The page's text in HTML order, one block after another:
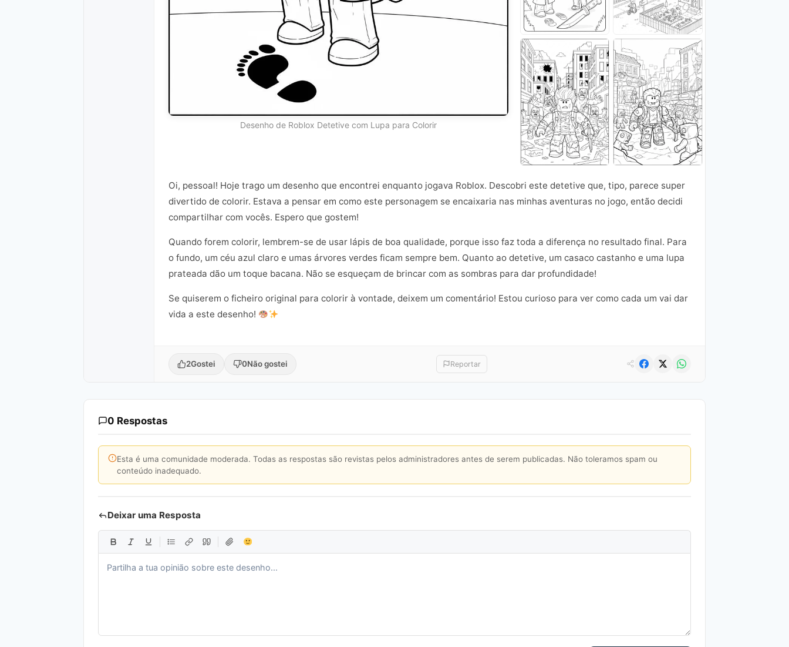
Desenho de Roblox Detetive com Lupa para Colorir
Oi, pessoal! Hoje trago um desenho que encontrei enquanto jogava Roblox. Descobri este detetive que, tipo, parece super
divertido de colorir. Estava a pensar em como este personagem se encaixaria nas minhas aventuras no jogo, então decidi
compartilhar com vocês. Espero que gostem!
Quando forem colorir, lembrem-se de usar lápis de boa qualidade, porque isso faz toda a diferença no resultado final. Para
o fundo, um céu azul claro e umas árvores verdes ficam sempre bem. Quanto ao detetive, um casaco castanho e uma lupa
prateada dão um toque bacana. Não se esqueçam de brincar com as sombras para dar profundidade!
Se quiserem o ficheiro original para colorir à vontade, deixem um comentário! Estou curioso para ver como cada um vai dar
vida a este desenho!
2Gostei 0Não gostei Reportar
0 Respostas
Esta é uma comunidade moderada. Todas as respostas são revistas pelos administradores antes de serem publicadas. Não toleramos spam ou
conteúdo inadequado.
Deixar uma Resposta